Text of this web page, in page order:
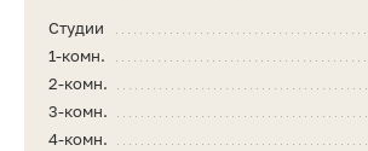
Студии
1-комн.
2-комн.
3-комн.
4-комн.